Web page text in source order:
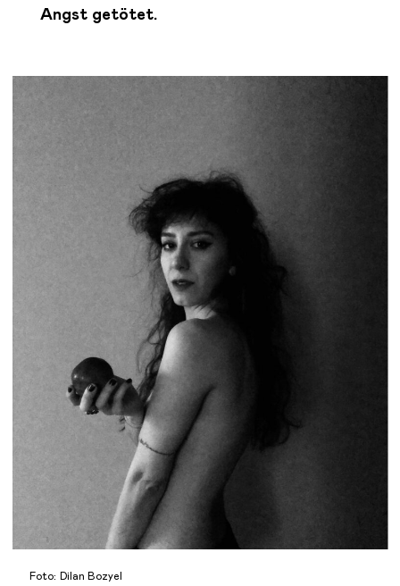
Angst getötet.
Foto: Dilan Bozyel